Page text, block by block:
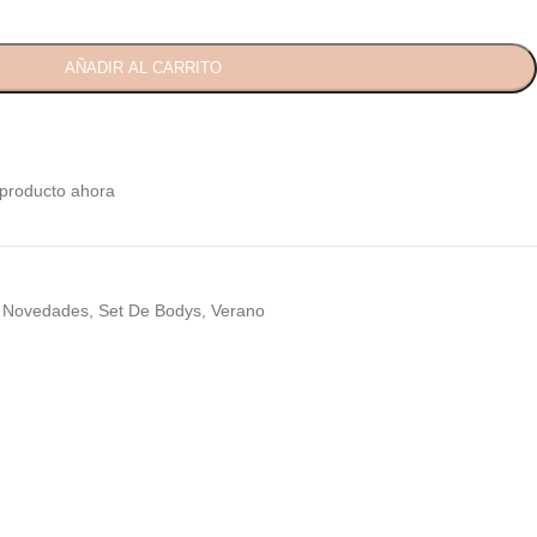
AÑADIR AL CARRITO
ahora
Novedades Set De Bodys Verano